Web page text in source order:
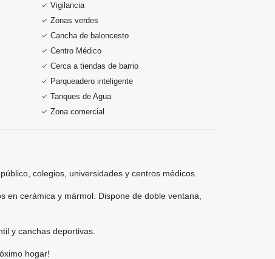
Vigilancia
Zonas verdes
Cancha de baloncesto
Centro Médico
Cerca a tiendas de barrio
Parqueadero inteligente
Tanques de Agua
Zona comercial
colegios, universidades y centros médicos.
cerámica y mármol. Dispone de doble ventana,
y canchas deportivas.
hogar!